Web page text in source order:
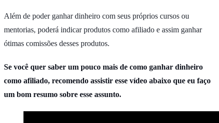
Além de poder ganhar dinheiro com seus próprios cursos ou
mentorias, poderá indicar produtos como afiliado e assim ganhar
ótimas comissões desses produtos.
Se você quer saber um pouco mais de como ganhar dinheiro
como afiliado, recomendo assistir esse vídeo abaixo que eu faço
um bom resumo sobre esse assunto.